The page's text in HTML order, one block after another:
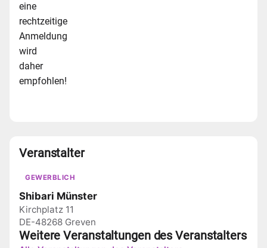
eine
rechtzeitige
Anmeldung
wird
daher
empfohlen!
Veranstalter
GEWERBLICH
Shibari Münster
Kirchplatz 11
DE-48268 Greven
Weitere Veranstaltungen des Veranstalters